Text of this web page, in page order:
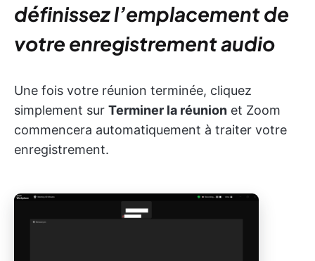
définissez l’emplacement de
votre enregistrement audio
Une fois votre réunion terminée, cliquez
simplement sur Terminer la réunion et Zoom
commencera automatiquement à traiter votre
enregistrement.